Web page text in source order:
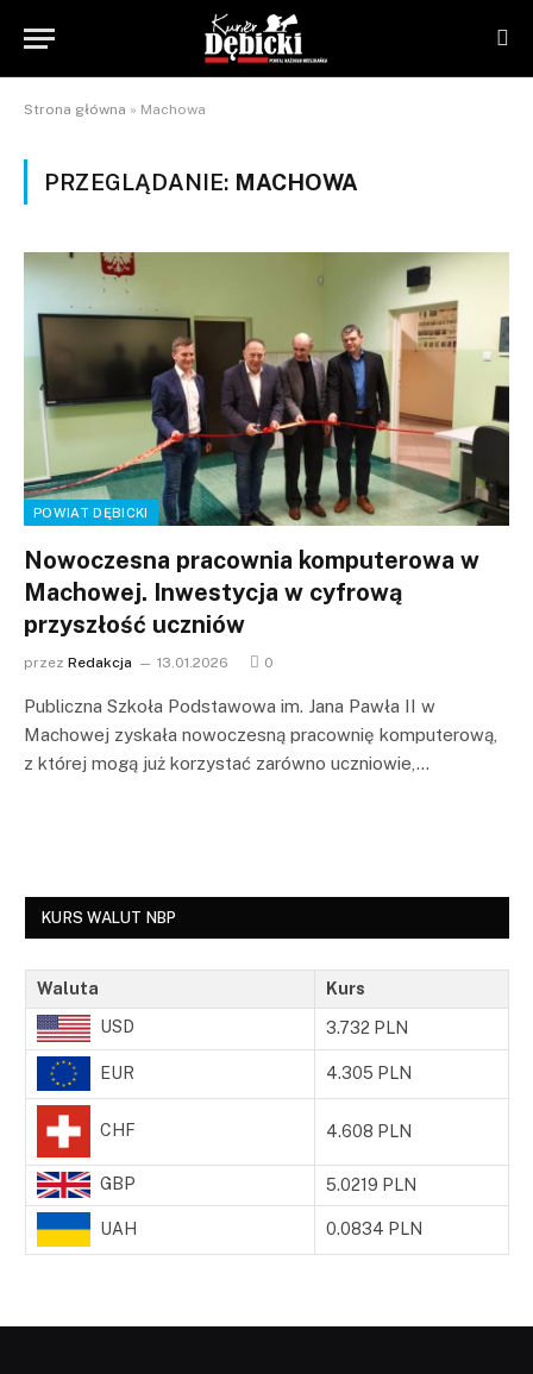
Strona główna » Machowa
PRZEGLĄDANIE: MACHOWA
POWIAT DĘBICKI
Nowoczesna pracownia komputerowa w
Machowej. Inwestycja w cyfrową
przyszłość uczniów
przez Redakcja 13.01.2026 0
Publiczna Szkoła Podstawowa im. Jana Pawła II w
Machowej zyskała nowoczesną pracownię komputerową,
z której mogą już korzystać zarówno uczniowie,…
KURS WALUT NBP
Waluta Kurs
USD 3.732 PLN
EUR 4.305 PLN
CHF 4.608 PLN
GBP 5.0219 PLN
UAH 0.0834 PLN